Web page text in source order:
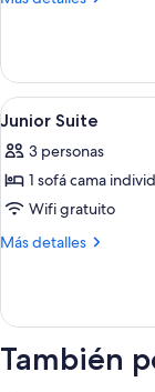
King
Room
Abrir
todas
las
fotos
de
Junior
8
Junior Suite
3 personas
1 sofá cama
Wifi gratuito
Más detalles
Más
Suite
También